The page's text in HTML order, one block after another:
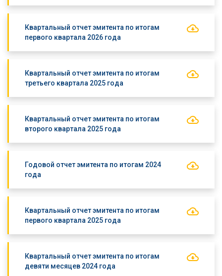
Квартальный отчет эмитента по итогам
первого квартала 2026 года
Квартальный отчет эмитента по итогам
третьего квартала 2025 года
Квартальный отчет эмитента по итогам
второго квартала 2025 года
Годовой отчет эмитента по итогам 2024
года
Квартальный отчет эмитента по итогам
первого квартала 2025 года
Квартальный отчет эмитента по итогам
девяти месяцев 2024 года